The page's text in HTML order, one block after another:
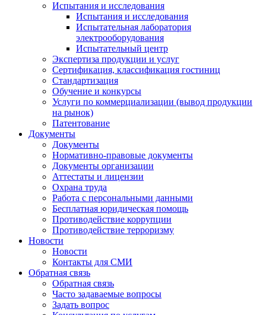
Испытания и исследования
Испытания и исследования
Испытательная лаборатория
электрооборудования
Испытательный центр
Экспертиза продукции и услуг
Сертификация, классификация гостиниц
Стандартизация
Обучение и конкурсы
Услуги по коммерциализации (вывод продукции
на рынок)
Патентование
Документы
Документы
Нормативно-правовые документы
Документы организации
Аттестаты и лицензии
Охрана труда
Работа с персональными данными
Бесплатная юридическая помощь
Противодействие коррупции
Противодействие терроризму
Новости
Новости
Контакты для СМИ
Обратная связь
Обратная связь
Часто задаваемые вопросы
Задать вопрос